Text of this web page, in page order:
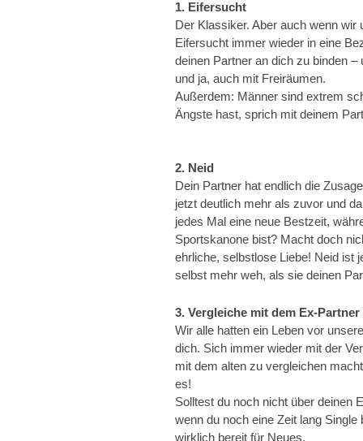
1. Eifersucht
Der Klassiker. Aber auch wenn
Eifersucht immer wieder in eine
deinen Partner an dich zu binden
und ja, auch mit Freiräumen.
Außerdem: Männer sind extrem
Ängste hast, sprich mit deinem
2. Neid
Dein Partner hat endlich die
jetzt deutlich mehr als zuvor und
jedes Mal eine neue Bestzeit,
Sportskanone bist? Macht doch
ehrliche, selbstlose Liebe! Neid ist
selbst mehr weh, als sie deinen
3. Vergleiche mit dem Ex-Partner
Wir alle hatten ein Leben vor
dich. Sich immer wieder mit der
mit dem alten zu vergleichen
es!
Solltest du noch nicht über deinen
wenn du noch eine Zeit lang
wirklich bereit für Neues.